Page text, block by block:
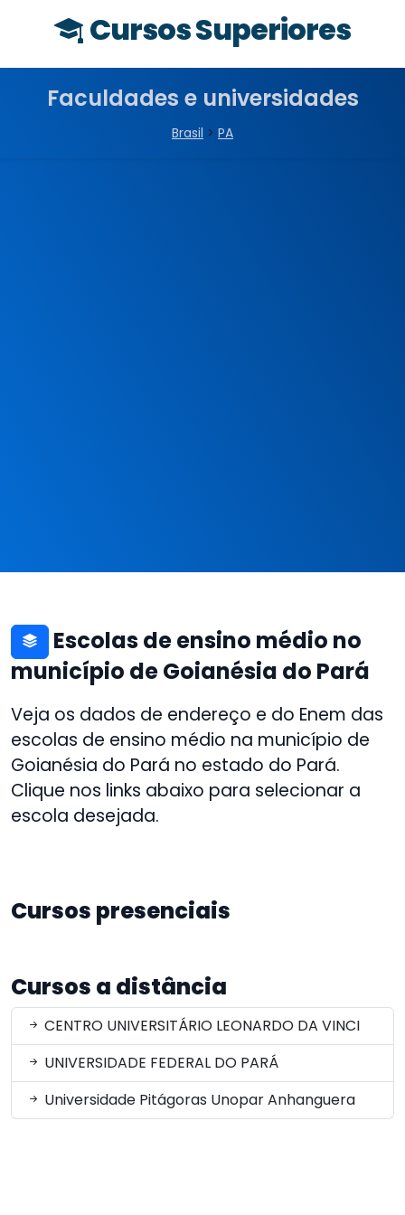
Cursos Superiores
Faculdades e universidades
Brasil > PA
Escolas de ensino médio no
município de Goianésia do Pará
Veja os dados de endereço e do Enem das
escolas de ensino médio na município de
Goianésia do Pará no estado do Pará.
Clique nos links abaixo para selecionar a
escola desejada.
Cursos presenciais
Cursos a distância
CENTRO UNIVERSITÁRIO LEONARDO DA VINCI
UNIVERSIDADE FEDERAL DO PARÁ
Universidade Pitágoras Unopar Anhanguera